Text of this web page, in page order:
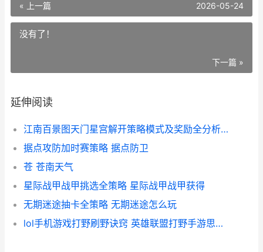
« 上一篇 2026-05-24
没有了！
下一篇 »
延伸阅读
江南百景图天门星宫解开策略模式及奖励全分析 江南百景图南天门放哪个城市
据点攻防加时赛策略 据点防卫
苍 苍南天气
星际战甲战甲挑选全策略 星际战甲战甲获得
无期迷途抽卡全策略 无期迷途怎么玩
lol手机游戏打野刷野诀窍 英雄联盟打野手游思路和技巧